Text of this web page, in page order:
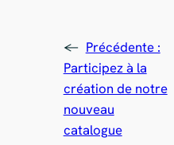
← Précédente :
Participez à la
création de notre
nouveau
catalogue